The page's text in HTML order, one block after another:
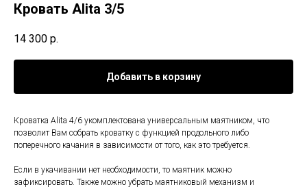
Кровать Alita 3/5
14 300 р.
Добавить в корзину
Кроватка Alita 4/6 укомплектована универсальным маятником, что
позволит Вам собрать кроватку с функцией продольного либо
поперечного качания в зависимости от того, как это требуется.
Если в укачивании нет необходимости, то маятник можно
зафиксировать. Также можно убрать маятниковый механизм и